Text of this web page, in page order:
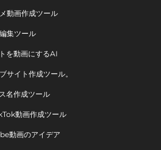
動画作成ツール
集ツール
を動画にするAI
サイト作成ツール。
名作成ツール
動画作成ツール
動画のアイデア